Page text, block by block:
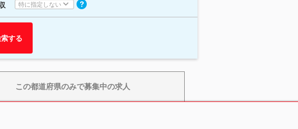
特に指定しない
する
この都道府県のみで募集中の求人